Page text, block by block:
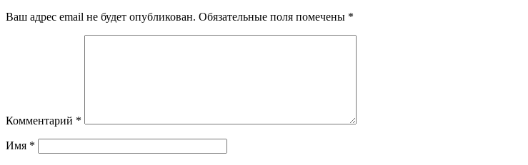
Ваш адрес email не будет опубликован. Обязательные поля помечены *
Комментарий *
Имя *